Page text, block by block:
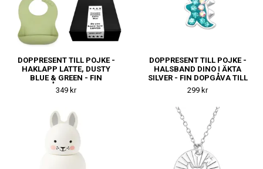
DOPPRESENT TILL POJKE -
HAKLAPP LATTE, DUSTY
BLUE & GREEN - FIN
DOPGÅVA TILL KILLE
349 kr
DOPPRESENT TILL POJKE -
HALSBAND DINO I ÄKTA
SILVER - FIN DOPGÅVA TILL
KILLE
299 kr